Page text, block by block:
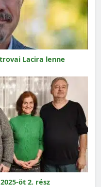
Lacira lenne
öt 2. rész